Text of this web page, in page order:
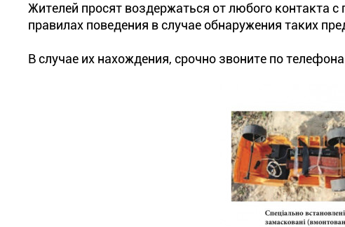
Жителей просят воздержаться от любого контакта
правилах поведения в случае обнаружения таких
В случае их нахождения, срочно звоните по